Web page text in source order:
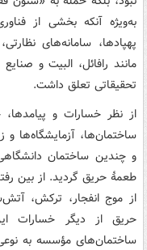
به‌ویژه آنکه بخشی از
پهپادها، سامانه‌های
مانند رافائل، البیت و
تحقیقاتی تعلق داشت.
از نظر خسارات و
ساختمان‌ها، آزمایشگاه‌ها
و چندین ساختمان
طعمهٔ حریق گردید. از بین
از موج انفجار، ترکش،
ساختمان‌های مؤسسه به